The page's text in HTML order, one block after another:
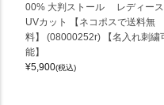
00% 大判ストール レディース
UVカット 【ネコポスで送料無
料】 (08000252r) 【名入れ刺繍
能】
¥5,900(税込)